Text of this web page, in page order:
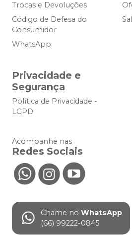
Trocas e Devoluções
Código de Defesa do
Consumidor
WhatsApp
Privacidade e
Segurança
Política de Privacidade -
LGPD
Acompanhe nas
Redes Sociais
Chame no WhatsApp
(66) 99222-0845